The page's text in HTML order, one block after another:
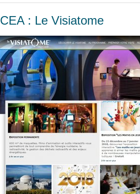
CEA : Le Visiatome